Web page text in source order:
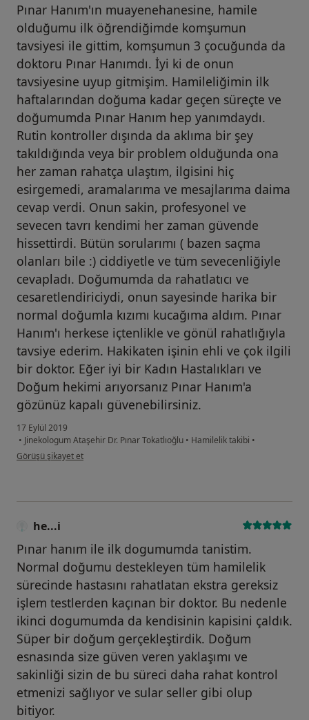
Pınar Hanım'ın muayenehanesine, hamile
olduğumu ilk öğrendiğimde komşumun
tavsiyesi ile gittim, komşumun 3 çocuğunda da
doktoru Pınar Hanımdı. İyi ki de onun
tavsiyesine uyup gitmişim. Hamileliğimin ilk
haftalarından doğuma kadar geçen süreçte ve
doğumumda Pınar Hanım hep yanımdaydı.
Rutin kontroller dışında da aklıma bir şey
takıldığında veya bir problem olduğunda ona
her zaman rahatça ulaştım, ilgisini hiç
esirgemedi, aramalarıma ve mesajlarıma daima
cevap verdi. Onun sakin, profesyonel ve
sevecen tavrı kendimi her zaman güvende
hissettirdi. Bütün sorularımı ( bazen saçma
olanları bile :) ciddiyetle ve tüm sevecenliğiyle
cevapladı. Doğumumda da rahatlatıcı ve
cesaretlendiriciydi, onun sayesinde harika bir
normal doğumla kızımı kucağıma aldım. Pınar
Hanım'ı herkese içtenlikle ve gönül rahatlığıyla
tavsiye ederim. Hakikaten işinin ehli ve çok ilgili
bir doktor. Eğer iyi bir Kadın Hastalıkları ve
Doğum hekimi arıyorsanız Pınar Hanım'a
gözünüz kapalı güvenebilirsiniz.
17 Eylül 2019
• Jinekologum Ataşehir Dr. Pınar Tokatlıoğlu • Hamilelik takibi •
kullanıcının görüşüne göre he...i
Görüşü şikayet et
he...i
Pınar hanım ile ilk dogumumda tanistim.
Normal doğumu destekleyen tüm hamilelik
sürecinde hastasını rahatlatan ekstra gereksiz
işlem testlerden kaçınan bir doktor. Bu nedenle
ikinci dogumumda da kendisinin kapisini çaldık.
Süper bir doğum gerçekleştirdik. Doğum
esnasında size güven veren yaklaşımı ve
sakinliği sizin de bu süreci daha rahat kontrol
etmenizi sağlıyor ve sular seller gibi olup
bitiyor.